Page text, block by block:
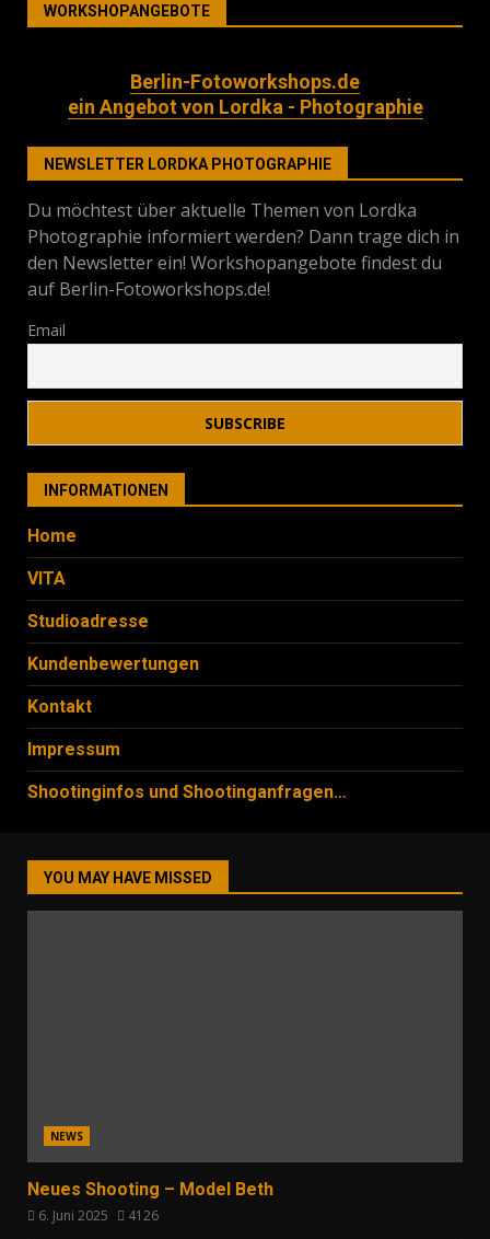
WORKSHOPANGEBOTE
Berlin-Fotoworkshops.de
ein Angebot von Lordka - Photographie
NEWSLETTER LORDKA PHOTOGRAPHIE
Du möchtest über aktuelle Themen von Lordka
Photographie informiert werden? Dann trage dich in
den Newsletter ein! Workshopangebote findest du
auf Berlin-Fotoworkshops.de!
Email
INFORMATIONEN
Home
VITA
Studioadresse
Kundenbewertungen
Kontakt
Impressum
Shootinginfos und Shootinganfragen…
YOU MAY HAVE MISSED
NEWS
Neues Shooting – Model Beth
6. Juni 2025 4126